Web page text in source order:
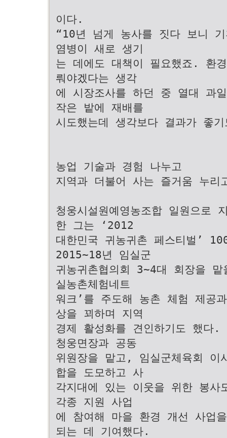
이다.
“10년 넘게 농사를 짓다 보니
염병이 새로 생기
는 데에도 대책이 필요했죠. 환
뤄야겠다는 생각
에 시장조사를 하던 중 열대 과
작은 밭에 재배를
시도했는데 생각보다 결과가 좋
농업 기술과 경험 나누고
지역과 더불어 사는 즐거움 누리
청웅시설원예영농조합 일원으로
한 그는 ‘2012
대한민국 귀농귀촌 페스티벌’
2015~18년 임실군
귀농귀촌협의회 3~4대 회장을
실농촌체험네트
워크’를 주도해 농촌 체험 제공
상을 꾀하며 지역
경제 활성화를 견인하기도 했다.
청웅면장과 공동
위원장을 맡고, 임실군체육회 이
합을 도모하고 사
각지대에 있는 이웃을 위한 봉
각종 지원 사업
에 참여해 마을 환경 개선 사업
되는 데 기여했다.